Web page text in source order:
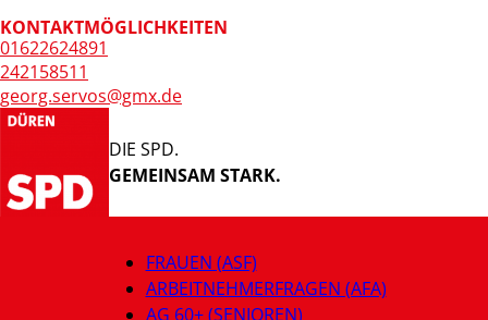
KONTAKTMÖGLICHKEITEN
01622624891
242158511
georg.servos@gmx.de
DIE SPD.
GEMEINSAM STARK.
FRAUEN (ASF)
ARBEITNEHMERFRAGEN (AFA)
AG 60+ (SENIOREN)